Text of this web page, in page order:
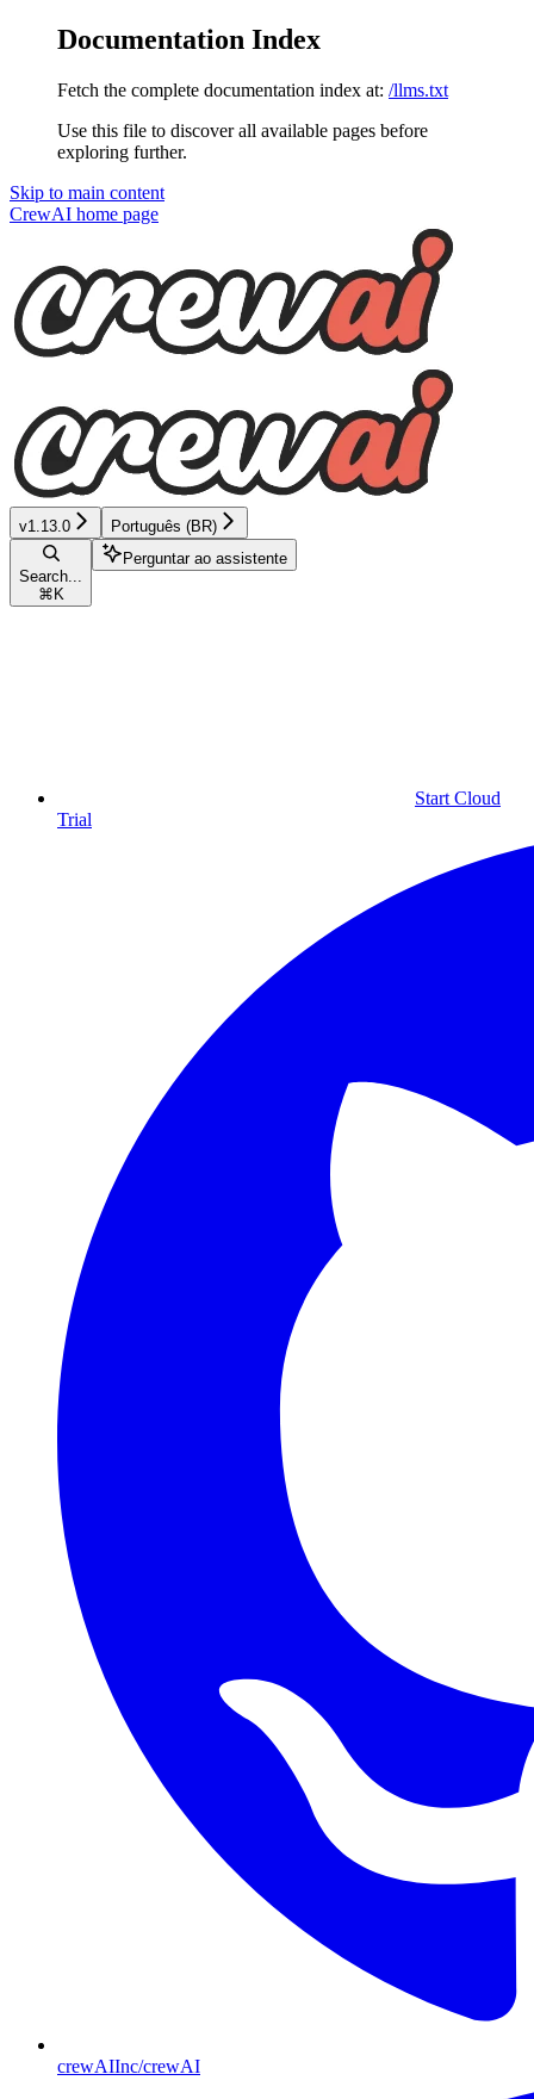
Documentation Index
Fetch the complete documentation index at: /llms.txt
Use this file to discover all available pages before
exploring further.
Skip to main content
CrewAI home page
v1.13.0 Português (BR)
Search...
⌘ K
Perguntar ao assistente
Start Cloud
Trial
crewAIInc/crewAI